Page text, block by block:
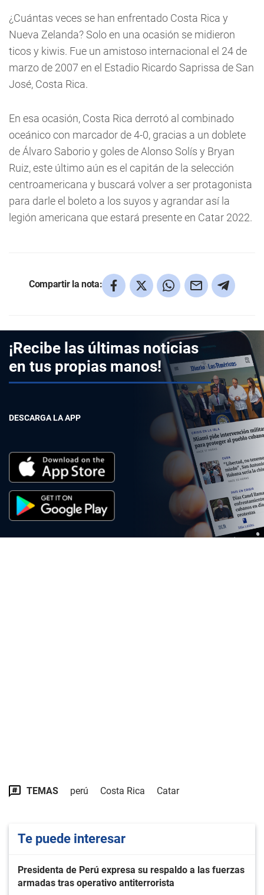
¿Cuántas veces se han enfrentado Costa Rica y
Nueva Zelanda? Solo en una ocasión se midieron
ticos y kiwis. Fue un amistoso internacional el 24 de
marzo de 2007 en el Estadio Ricardo Saprissa de San
José, Costa Rica.
En esa ocasión, Costa Rica derrotó al combinado
oceánico con marcador de 4-0, gracias a un doblete
de Álvaro Saborio y goles de Alonso Solís y Bryan
Ruiz, este último aún es el capitán de la selección
centroamericana y buscará volver a ser protagonista
para darle el boleto a los suyos y agrandar así la
legión americana que estará presente en Catar 2022.
Compartir la nota:
¡Recibe las últimas noticias
en tus propias manos!
DESCARGA LA APP
TEMAS perú Costa Rica Catar
Te puede interesar
Presidenta de Perú expresa su respaldo a las fuerzas
armadas tras operativo antiterrorista